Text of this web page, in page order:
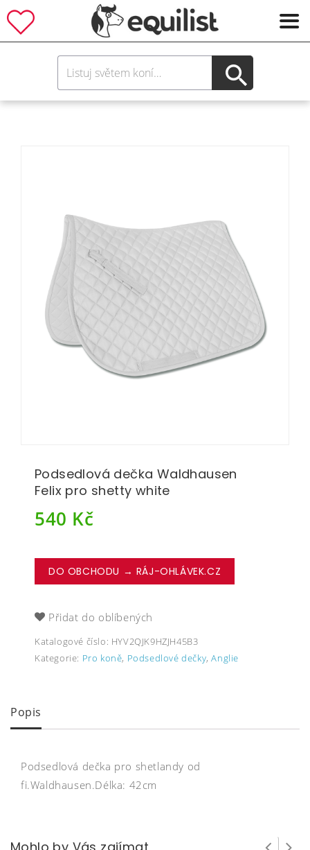
Podsedlová dečka Waldhausen
Felix pro shetty white
540 Kč
DO OBCHODU → RÁJ-OHLÁVEK.CZ
Přidat do oblíbených
Katalogové číslo: HYV2QJK9HZJH45B3
Kategorie: Pro koně, Podsedlové dečky,Anglie
Popis
Podsedlová dečka pro shetlandy od
fi.Waldhausen.Délka: 42cm